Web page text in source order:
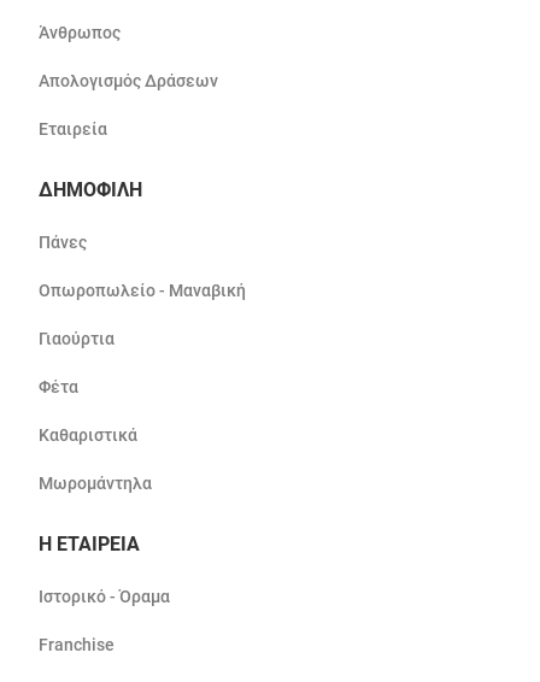
Άνθρωπος
Απολογισμός Δράσεων
Εταιρεία
ΔΗΜΟΦΙΛΗ
Πάνες
Οπωροπωλείο - Μαναβική
Γιαούρτια
Φέτα
Καθαριστικά
Μωρομάντηλα
Η ΕΤΑΙΡΕΙΑ
Ιστορικό - Όραμα
Franchise